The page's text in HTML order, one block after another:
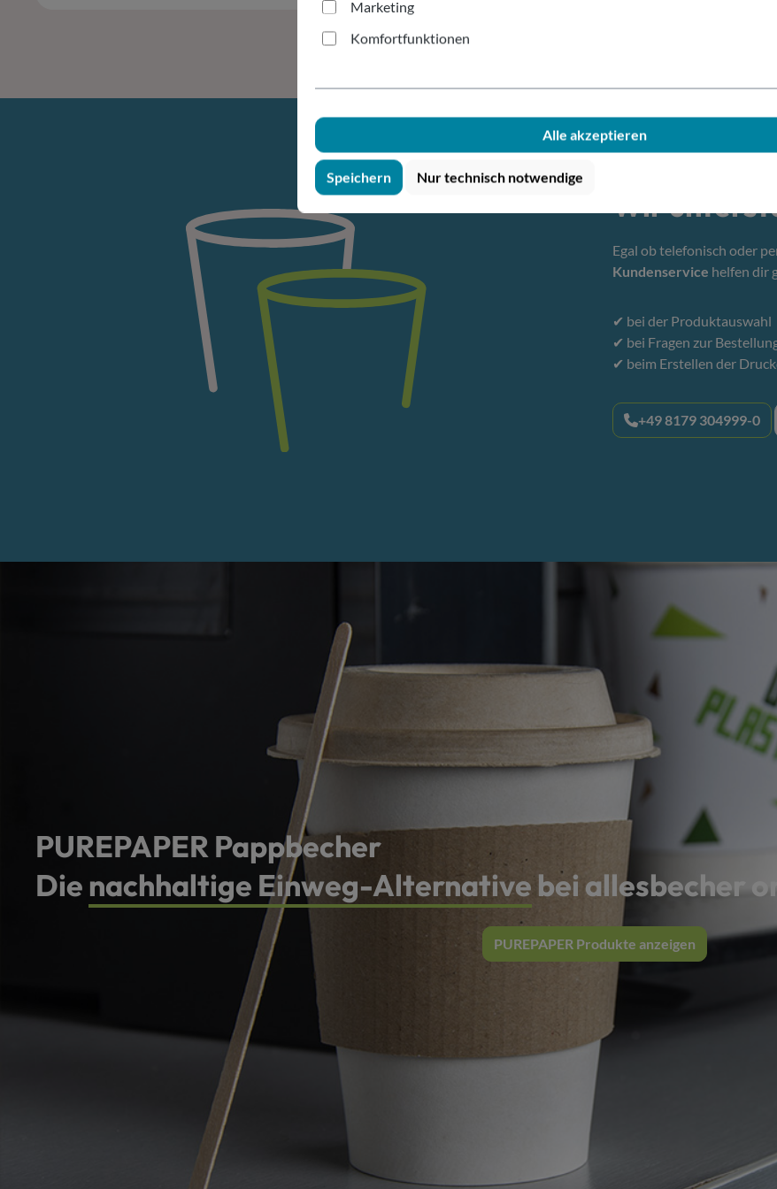
Wir
Egal ob telefonisch oder
Kundenservice helfen dir
✔ bei der Produktauswahl
✔ bei Fragen zur
✔ beim Erstellen der
+49 8179 304999-0
PUREPAPER Pappbecher
Die nachhaltige Einweg-Alternative bei allesbecher
PUREPAPER Produkte anzeigen
Marketing
Komfortfunktionen
Alle akzeptieren
Speichern Nur technisch notwendige